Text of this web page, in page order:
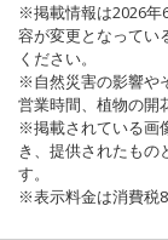
※掲載情報は2026年
容が変更となってい
ください。
※自然災害の影響や
営業時間、植物の開
※掲載されている画
き、提供されたもの
す。
※表示料金は消費税8